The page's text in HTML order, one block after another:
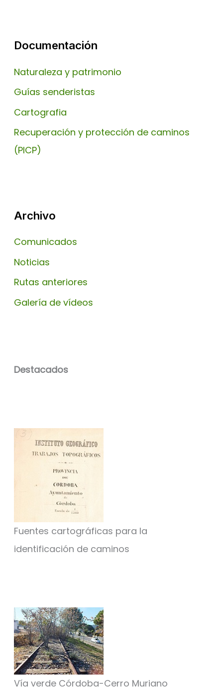
Documentación
Naturaleza y patrimonio
Guías senderistas
Cartografia
Recuperación y protección de caminos
(PICP)
Archivo
Comunicados
Noticias
Rutas anteriores
Galería de vídeos
Destacados
Fuentes cartográficas para la
identificación de caminos
Vía verde Córdoba-Cerro Muriano